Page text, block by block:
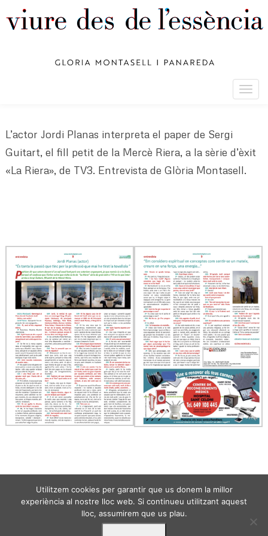
L’actor Jordi Planas interpreta el paper de Sergi
Guitart, el fill petit de la Mercè Riera, a la sèrie d’èxit
«La Riera», de TV3. Entrevista de Glòria Montasell.
Utilitzem cookies per garantir que us donem la millor
experiència al nostre lloc web. Si continueu utilitzant aquest
lloc, assumirem que us plau.